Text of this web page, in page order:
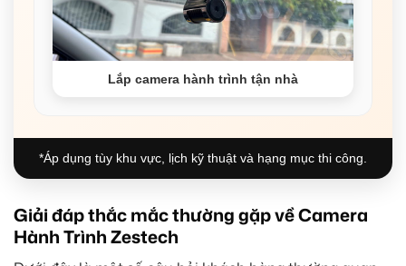
Lắp camera hành trình tận nhà
*Áp dụng tùy khu vực, lịch kỹ thuật và hạng mục thi công.
Giải đáp thắc mắc thường gặp về Camera
Hành Trình Zestech